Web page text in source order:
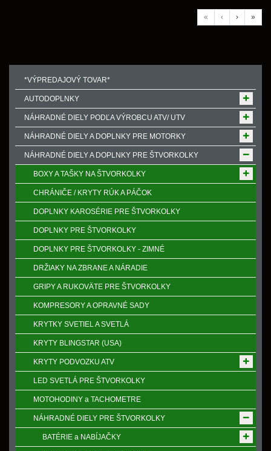
« ‹ › »
*VÝPREDAJOVÝ TOVAR*
AUTODOPLNKY
NÁHRADNÉ DIELY PODĽA VÝROBCU ATV/ UTV
NÁHRADNÉ DIELY A DOPLNKY PRE MOTORKY
NÁHRADNÉ DIELY A DOPLNKY PRE ŠTVORKOLKY
BOXY A TAŠKY NA ŠTVORKOLKY
CHRÁNIČE / KRYTY RÚK A PÁČOK
DOPLNKY KAROSÉRIE PRE ŠTVORKOLKY
DOPLNKY PRE ŠTVORKOLKY
DOPLNKY PRE ŠTVORKOLKY - ZIMNÉ
DRŽIAKY NA ZBRANE A NÁRADIE
GRIPY A RUKOVӒTE PRE ŠTVORKOLKY
KOMPRESORY A OPRAVNÉ SADY
KRYTKY SVETIEL A SVETLÁ
KRYTY BLINGSTAR (USA)
KRYTY PODVOZKU ATV
LED SVETLÁ PRE ŠTVORKOLKY
MOTOHODINY a TACHOMETRE
NÁHRADNÉ DIELY PRE ŠTVORKOLKY
BATÉRIE a NABÍJAČKY